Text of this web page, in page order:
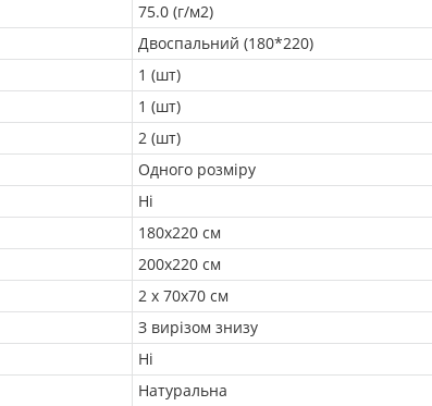
75.0 (г/м2)
Двоспальний (180*220)
1 (шт)
1 (шт)
2 (шт)
Одного розміру
Ні
180х220 см
200х220 см
2 х 70х70 см
З вирізом знизу
Ні
Натуральна